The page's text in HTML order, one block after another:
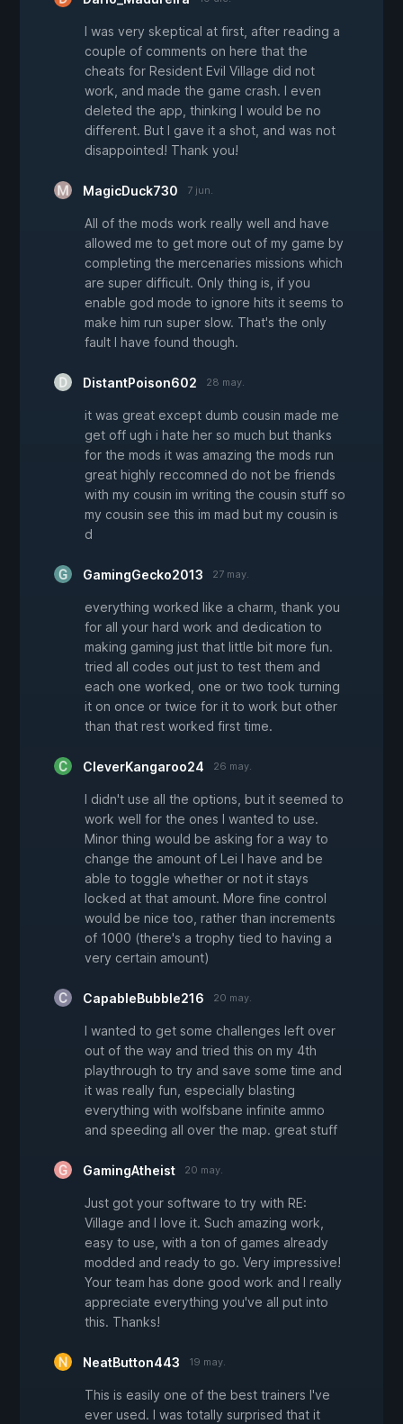
I was very skeptical at first, after reading a
couple of comments on here that the
cheats for Resident Evil Village did not
work, and made the game crash. I even
deleted the app, thinking I would be no
different. But I gave it a shot, and was not
disappointed! Thank you!
MagicDuck730 7 jun.
All of the mods work really well and have
allowed me to get more out of my game by
completing the mercenaries missions which
are super difficult. Only thing is, if you
enable god mode to ignore hits it seems to
make him run super slow. That's the only
fault I have found though.
DistantPoison602 28 may.
it was great except dumb cousin made me
get off ugh i hate her so much but thanks
for the mods it was amazing the mods run
great highly reccomned do not be friends
with my cousin im writing the cousin stuff so
my cousin see this im mad but my cousin is
d
GamingGecko2013 27 may.
everything worked like a charm, thank you
for all your hard work and dedication to
making gaming just that little bit more fun.
tried all codes out just to test them and
each one worked, one or two took turning
it on once or twice for it to work but other
than that rest worked first time.
CleverKangaroo24 26 may.
I didn't use all the options, but it seemed to
work well for the ones I wanted to use.
Minor thing would be asking for a way to
change the amount of Lei I have and be
able to toggle whether or not it stays
locked at that amount. More fine control
would be nice too, rather than increments
of 1000 (there's a trophy tied to having a
very certain amount)
CapableBubble216 20 may.
I wanted to get some challenges left over
out of the way and tried this on my 4th
playthrough to try and save some time and
it was really fun, especially blasting
everything with wolfsbane infinite ammo
and speeding all over the map. great stuff
GamingAtheist 20 may.
Just got your software to try with RE:
Village and I love it. Such amazing work,
easy to use, with a ton of games already
modded and ready to go. Very impressive!
Your team has done good work and I really
appreciate everything you've all put into
this. Thanks!
NeatButton443 19 may.
This is easily one of the best trainers I've
ever used. I was totally surprised that it